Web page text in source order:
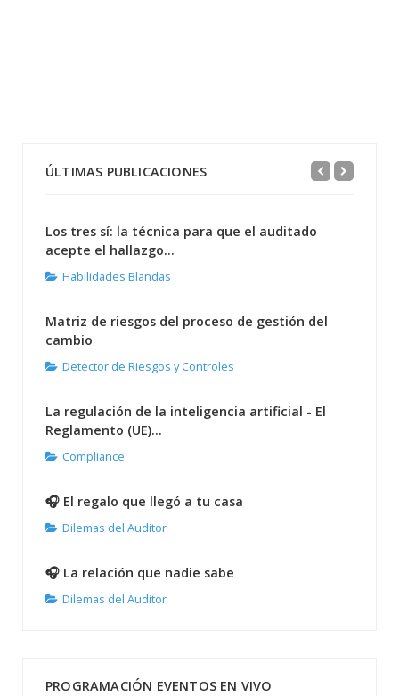
ÚLTIMAS PUBLICACIONES
Los tres sí: la técnica para que el auditado
acepte el hallazgo...
Habilidades Blandas
Matriz de riesgos del proceso de gestión del
cambio
Detector de Riesgos y Controles
La regulación de la inteligencia artificial - El
Reglamento (UE)...
Compliance
🎧 El regalo que llegó a tu casa
Dilemas del Auditor
🎧 La relación que nadie sabe
Dilemas del Auditor
PROGRAMACIÓN EVENTOS EN VIVO